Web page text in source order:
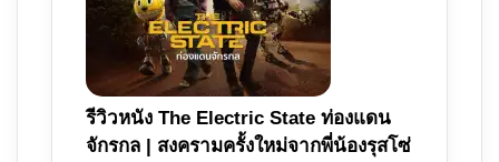
รีวิวหนัง The Electric State ท่องแดน
จักรกล | สงครามครั้งใหม่จากพี่น้องรุสโซ่